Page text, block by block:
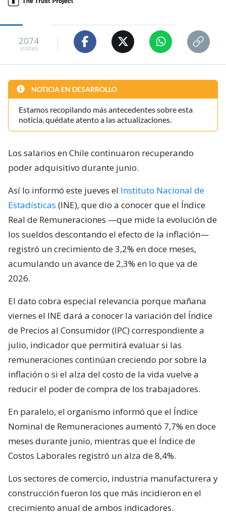
2074
visitas
NOTICIA EN DESARROLLO
Estamos recopilando más antecedentes sobre esta
noticia, quédate atento a las actualizaciones.
Los salarios en Chile continuaron recuperando
poder adquisitivo durante junio.
Así lo informó este jueves el Instituto Nacional de
Estadísticas (INE), que dio a conocer que el Índice
Real de Remuneraciones —que mide la evolución de
los sueldos descontando el efecto de la inflación—
registró un crecimiento de 3,2% en doce meses,
acumulando un avance de 2,3% en lo que va de
2026.
El dato cobra especial relevancia porque mañana
viernes el INE dará a conocer la variación del Índice
de Precios al Consumidor (IPC) correspondiente a
julio, indicador que permitirá evaluar si las
remuneraciones continúan creciendo por sobre la
inflación o si el alza del costo de la vida vuelve a
reducir el poder de compra de los trabajadores.
En paralelo, el organismo informó que el Índice
Nominal de Remuneraciones aumentó 7,7% en doce
meses durante junio, mientras que el Índice de
Costos Laborales registró un alza de 8,4%.
Los sectores de comercio, industria manufacturera y
construcción fueron los que más incidieron en el
crecimiento anual de ambos indicadores.